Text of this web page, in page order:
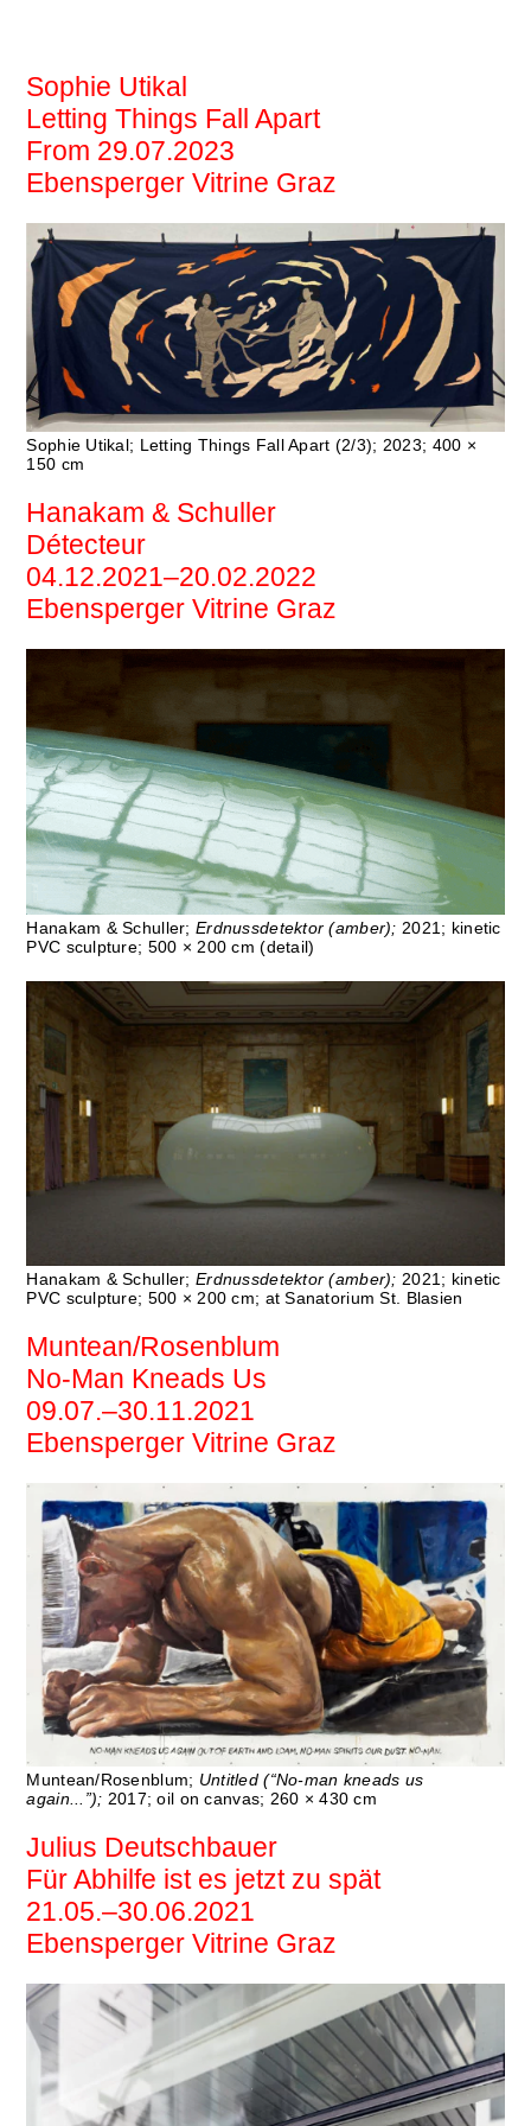
Sophie Utikal
Letting Things Fall Apart
From 29.07.2023
Ebensperger Vitrine Graz
Sophie Utikal; Letting Things Fall Apart (2/3); 2023; 400 ×
150 cm
Hanakam & Schuller
Détecteur
04.12.2021–20.02.2022
Ebensperger Vitrine Graz
Hanakam & Schuller; Erdnussdetektor (amber); 2021; kinetic
PVC sculpture; 500 × 200 cm (detail)
Hanakam & Schuller; Erdnussdetektor (amber); 2021; kinetic
PVC sculpture; 500 × 200 cm; at Sanatorium St. Blasien
Muntean/Rosenblum
No-Man Kneads Us
09.07.–30.11.2021
Ebensperger Vitrine Graz
Muntean/Rosenblum; Untitled (“No-man kneads us
again...”); 2017; oil on canvas; 260 × 430 cm
Julius Deutschbauer
Für Abhilfe ist es jetzt zu spät
21.05.–30.06.2021
Ebensperger Vitrine Graz